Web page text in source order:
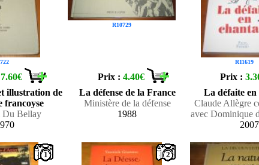
7.60€
illustration de
francoyse
Du Bellay
R10729
Prix :4.40€
La défense de la France
Ministère de la défense
1988
R11619
Prix :
La défaite
Claude Allègre
avec Dominique
2007
1 2